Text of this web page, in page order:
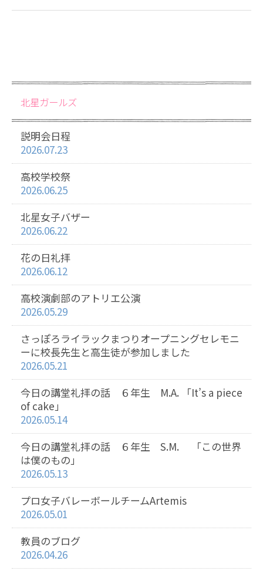
北星ガールズ
説明会日程
2026.07.23
高校学校祭
2026.06.25
北星女子バザー
2026.06.22
花の日礼拝
2026.06.12
高校演劇部のアトリエ公演
2026.05.29
さっぽろライラックまつりオープニングセレモニ
ーに校長先生と高生徒が参加しました
2026.05.21
今日の講堂礼拝の話 ６年生 M.A. 「It’s a piece
of cake」
2026.05.14
今日の講堂礼拝の話 ６年生 S.M. 「この世界
は僕のもの」
2026.05.13
プロ女子バレーボールチームArtemis
2026.05.01
教員のブログ
2026.04.26